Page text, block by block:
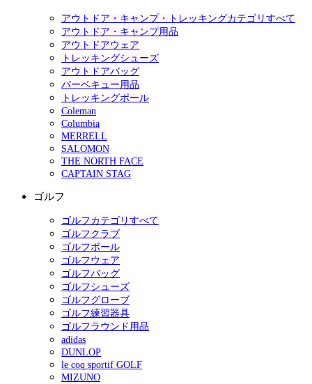
アウトドア・キャンプ・トレッキングカテゴリすべて
アウトドア・キャンプ用品
アウトドアウェア
トレッキングシューズ
アウトドアバッグ
バーベキュー用品
トレッキングポール
Coleman
Columbia
MERRELL
SALOMON
THE NORTH FACE
CAPTAIN STAG
ゴルフ
ゴルフカテゴリすべて
ゴルフクラブ
ゴルフボール
ゴルフウェア
ゴルフバッグ
ゴルフシューズ
ゴルフグローブ
ゴルフ練習器具
ゴルフラウンド用品
adidas
DUNLOP
le coq sportif GOLF
MIZUNO